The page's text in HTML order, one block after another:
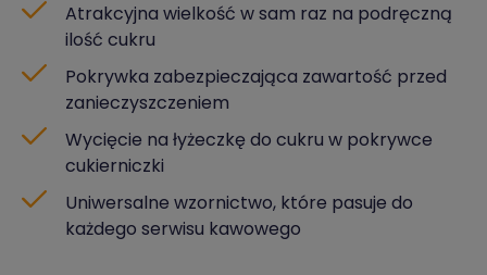
Atrakcyjna wielkość w sam raz na podręczną
ilość cukru
Pokrywka zabezpieczająca zawartość przed
zanieczyszczeniem
Wycięcie na łyżeczkę do cukru w pokrywce
cukierniczki
Uniwersalne wzornictwo, które pasuje do
każdego serwisu kawowego